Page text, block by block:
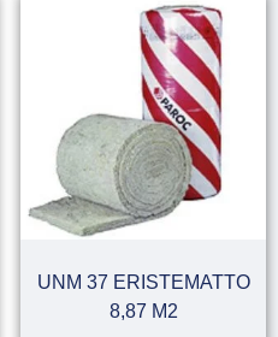
UNM 37 ERISTEMATTO
8,87 M2